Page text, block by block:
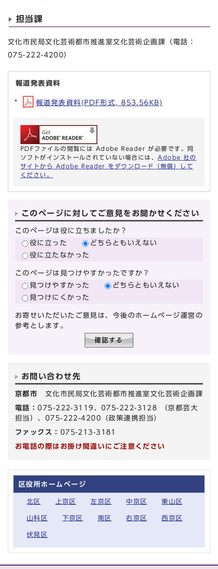
担当課
文化市民局文化芸術都市推進室文化芸術企画課（電話：
075-222-4200）
報道発表資料
報道発表資料(PDF形式, 853.56KB)
PDFファイルの閲覧には Adobe Reader が必要です。同
ソフトがインストールされていない場合には、 Adobe 社の
サイトから Adobe Reader をダウンロード（無償）して
ください。
このページに対してご意見をお聞かせください
このページは役に立ちましたか？
役に立った
どちらともいえない
役に立たなかった
このページは見つけやすかったですか？
見つけやすかった
どちらともいえない
見つけにくかった
お寄せいただいたご意見は、今後のホームページ運営の
参考とします。
お問い合わせ先
京都市 文化市民局文化芸術都市推進室文化芸術企画課
電話：075-222-3119、075-222-3128 （京都芸大
担当）、075-222-4200（政策連携担当）
ファックス： 075-213-3181
お電話の際はお掛け間違いにご注意ください
区役所ホームページ
北区 上京区 左京区 中京区 東山区
山科区 下京区 南区 右京区 西京区
伏見区